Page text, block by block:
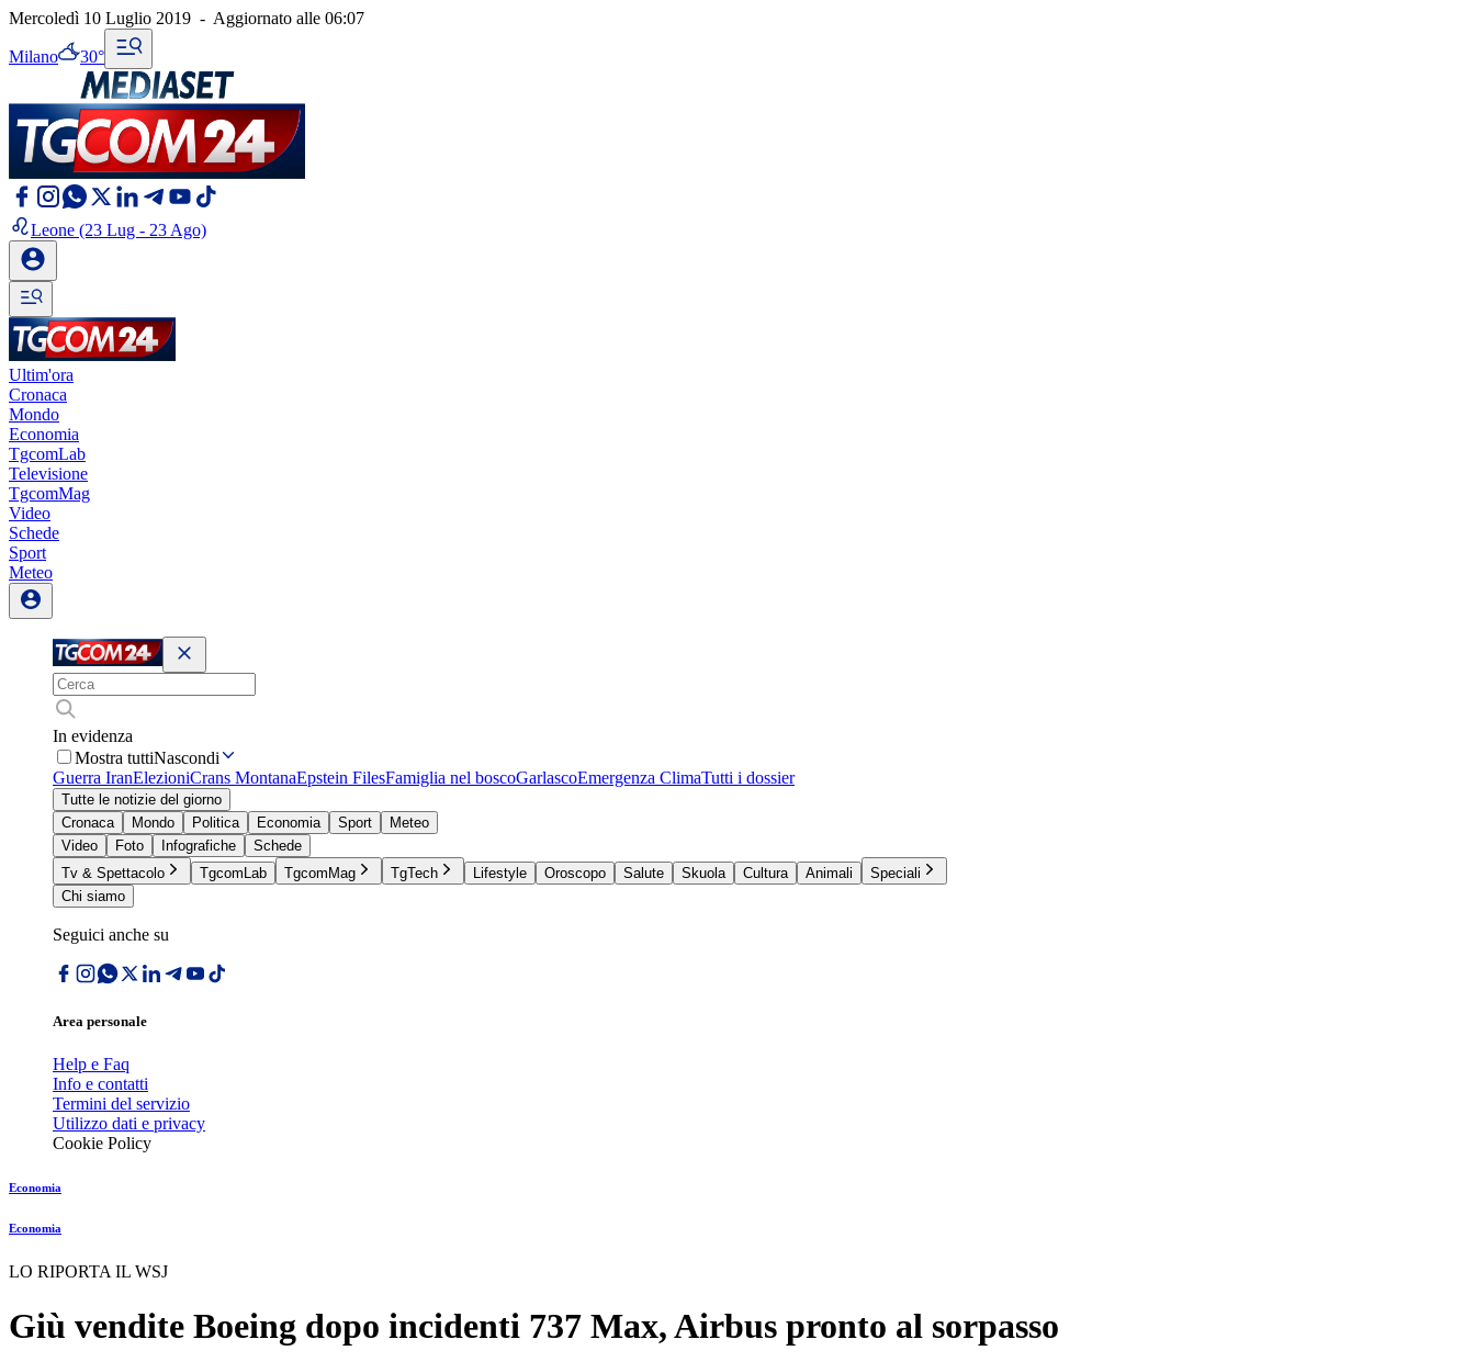
Mercoledì 10 Luglio 2019 - Aggiornato alle 06:07
Milano 30°
Leone (23 Lug - 23 Ago)
Ultim'ora
Cronaca
Mondo
Economia
TgcomLab
Televisione
TgcomMag
Video
Schede
Sport
Meteo
In evidenza
Mostra tuttiNascondi
Guerra IranElezioniCrans MontanaEpstein FilesFamiglia nel boscoGarlascoEmergenza ClimaTutti i dossier
Tutte le notizie del giorno
Cronaca
Mondo Politica Economia Sport
Meteo
Video
Foto Infografiche
Schede
Tv & Spettacolo
TgcomLab TgcomMag TgTech Lifestyle Oroscopo Salute Skuola Cultura Animali
Speciali
Chi siamo
Seguici anche su
Area personale
Help e Faq
Info e contatti
Termini del servizio
Utilizzo dati e privacy
Cookie Policy
Economia
Economia
LO RIPORTA IL WSJ
Giù vendite Boeing dopo incidenti 737 Max, Airbus pronto al sorpasso